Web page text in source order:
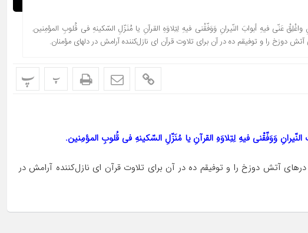
عَنّی فیهِ أبوابَ النّیرانِ وَوَفّقْنی فیهِ لِتِلاوَهِ القرآنِ یا مُنَزّلِ السّکینهِ فی قُلوبِ المؤمِنین.
دوزخ را و توفیقم ده در آن براى تلاوت قرآن اى نازل‌کننده آرامش در دلهاى مؤمنان.
پ پ
وَوَفّقْنی فیهِ لِتِلاوَهِ القرآنِ یا مُنَزّلِ السّکینهِ فی قُلوبِ المؤمِنین.
آتش دوزخ را و توفیقم ده در آن براى تلاوت قرآن اى نازل‌کننده آرامش در